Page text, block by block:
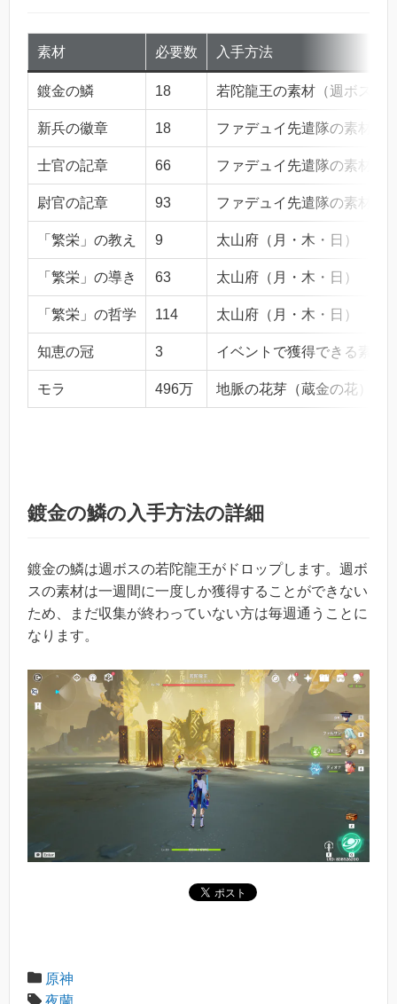
素材 必要数 入手方法
鍍金の鱗 18 若陀龍王の素材（週ボス・
新兵の徽章 18 ファデュイ先遣隊の素材
士官の記章 66 ファデュイ先遣隊の素材
尉官の記章 93 ファデュイ先遣隊の素材
「繁栄」の教え 9 太山府（月・木・日）
「繁栄」の導き 63 太山府（月・木・日）
「繁栄」の哲学 114 太山府（月・木・日）
知恵の冠 3 イベントで獲得できる素材
モラ 496万 地脈の花芽（蔵金の花）・
鍍金の鱗の入手方法の詳細
鍍金の鱗は週ボスの若陀龍王がドロップします。週ボ
スの素材は一週間に一度しか獲得することができない
ため、まだ収集が終わっていない方は毎週通うことに
なります。
原神
夜蘭